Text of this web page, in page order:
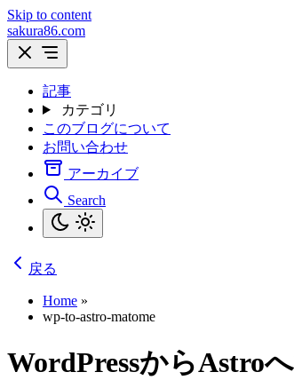
Skip to content
sakura86.com
記事
カテゴリ
このブログについて
お問い合わせ
アーカイブ
Search
戻る
Home »
wp-to-astro-matome
WordPressからAstro